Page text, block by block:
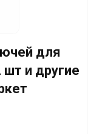
для
шт и другие